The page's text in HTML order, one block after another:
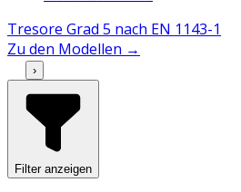
Tresore Grad 5 nach EN 1143-1
Zu den Modellen →
›
Filter anzeigen